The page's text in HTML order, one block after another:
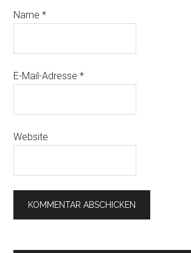
Name*
E-Mail-Adresse*
Website